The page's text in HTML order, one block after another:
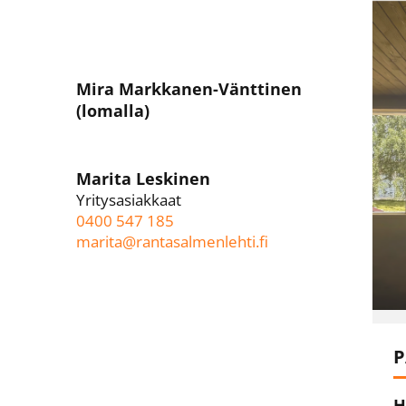
Mira Markkanen-Vänttinen
(lomalla)
Marita Leskinen
Yritysasiakkaat
0400 547 185
marita@rantasalmenlehti.fi